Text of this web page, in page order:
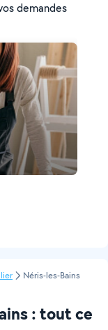
demandes
Néris-les-Bains
: tout ce